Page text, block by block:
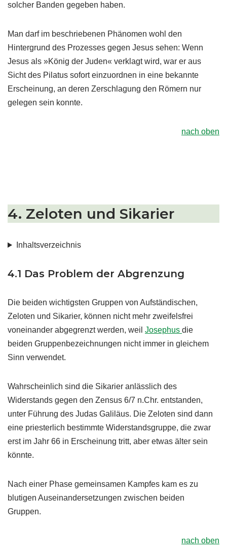
solcher Banden gegeben haben.
Man darf im beschriebenen Phänomen wohl den
Hintergrund des Prozesses gegen Jesus sehen: Wenn
Jesus als »König der Juden« verklagt wird, war er aus
Sicht des Pilatus sofort einzuordnen in eine bekannte
Erscheinung, an deren Zerschlagung den Römern nur
gelegen sein konnte.
nach oben
4. Zeloten und Sikarier
Inhaltsverzeichnis
4.1 Das Problem der Abgrenzung
Die beiden wichtigsten Gruppen von Aufständischen,
Zeloten und Sikarier, können nicht mehr zweifelsfrei
voneinander abgegrenzt werden, weil Josephus die
beiden Gruppenbezeichnungen nicht immer in gleichem
Sinn verwendet.
Wahrscheinlich sind die Sikarier anlässlich des
Widerstands gegen den Zensus 6/7 n.Chr. entstanden,
unter Führung des Judas Galiläus. Die Zeloten sind dann
eine priesterlich bestimmte Widerstandsgruppe, die zwar
erst im Jahr 66 in Erscheinung tritt, aber etwas älter sein
könnte.
Nach einer Phase gemeinsamen Kampfes kam es zu
blutigen Auseinandersetzungen zwischen beiden
Gruppen.
nach oben